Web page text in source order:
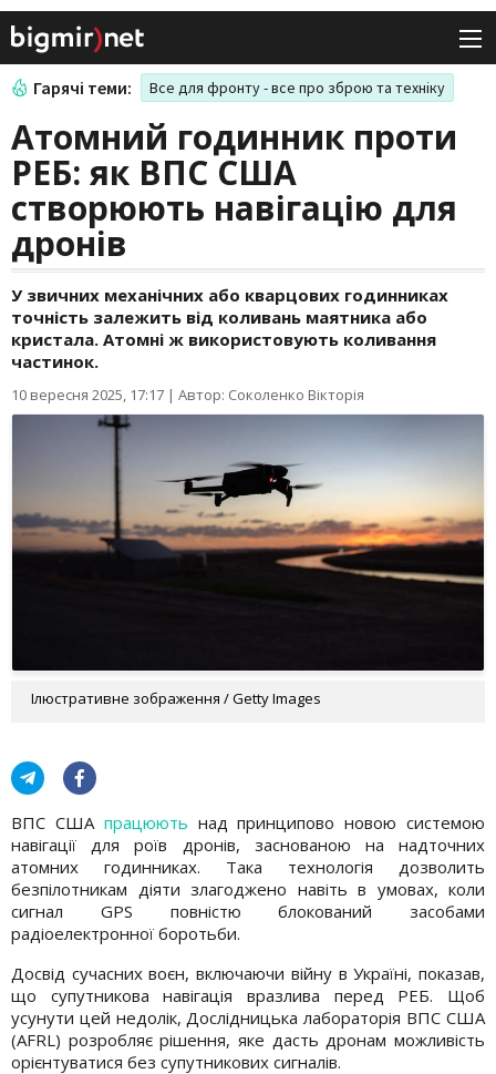
Гарячі теми: Все для фронту - все про зброю та техніку
Атомний годинник проти
РЕБ: як ВПС США
створюють навігацію для
дронів
У звичних механічних або кварцових годинниках
точність залежить від коливань маятника або
кристала. Атомні ж використовують коливання
частинок.
10 вересня 2025, 17:17 | Автор: Соколенко Вікторія
Ілюстративне зображення / Getty Images
ВПС США працюють над принципово новою системою
навігації для роїв дронів, заснованою на надточних
атомних годинниках. Така технологія дозволить
безпілотникам діяти злагоджено навіть в умовах, коли
сигнал GPS повністю блокований засобами
радіоелектронної боротьби.
Досвід сучасних воєн, включаючи війну в Україні, показав,
що супутникова навігація вразлива перед РЕБ. Щоб
усунути цей недолік, Дослідницька лабораторія ВПС США
(AFRL) розробляє рішення, яке дасть дронам можливість
орієнтуватися без супутникових сигналів.